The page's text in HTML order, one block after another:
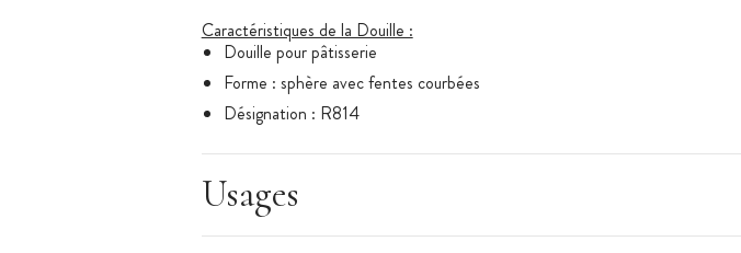
Caractéristiques de la Douille :
Douille pour pâtisserie
Forme : sphère avec fentes courbées
Désignation : R814
Diamètre haut : 24 mm
Diamètre bas : 31 mm
Hauteur : 60 mm
Usages